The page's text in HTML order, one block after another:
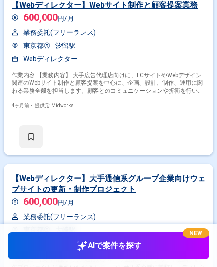
【Webディレクター】Webサイト制作と顧客提案業務
600,000円/月
業務委託(フリーランス)
東京都
汐留駅
Webディレクター
作業内容 【業務内容】 大手広告代理店向けに、ECサイトやWebデザイン
関連のWebサイト制作と顧客提案を中心に、企画、設計、制作、運用に関
わる業務全般を担当します。顧客とのコミュニケーションや折衝を行い、
容】 ・顧客へのWebサイトに関する提案資料作成、プレゼンテーション実
4ヶ月前・ 提供元: Midworks
【Webディレクター】大手通信系グループ企業向けウェ
ブサイトの更新・制作プロジェクト
600,000円/月
業務委託(フリーランス)
Webディレクター
作業内容 【案件概要】 大手通信系グループ企業のウェブサイト更新・制
AIで案件を探す
NEW